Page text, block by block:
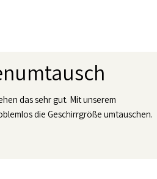
das sehr gut. Mit unserem
die Geschirrgröße umtauschen.